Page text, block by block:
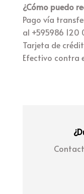
¿Cómo puedo
Pago vía
al +595986 120
Tarjeta de
Efectivo contra